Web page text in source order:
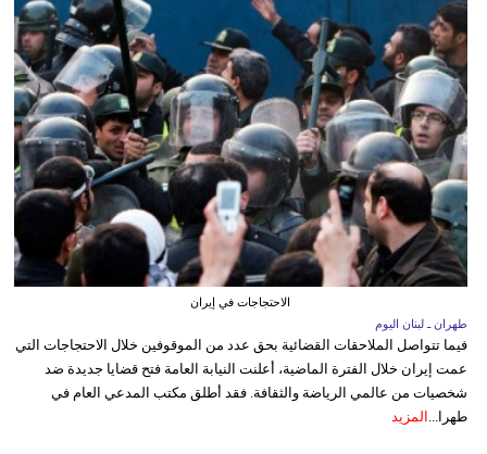
الاحتجاجات في إيران
طهران ـ لبنان اليوم
فيما تتواصل الملاحقات القضائية بحق عدد من الموقوفين خلال الاحتجاجات التي
عمت إيران خلال الفترة الماضية، أعلنت النيابة العامة فتح قضايا جديدة ضد
شخصيات من عالمي الرياضة والثقافة. فقد أطلق مكتب المدعي العام في
طهرا... المزيد